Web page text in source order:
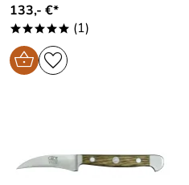
133,- €*
***** (1)